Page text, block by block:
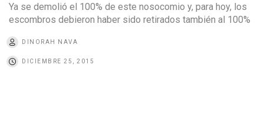
Ya se demolió el 100% de este nosocomio y, para hoy, los
escombros debieron haber sido retirados también al 100%
DINORAH NAVA
DICIEMBRE 25, 2015